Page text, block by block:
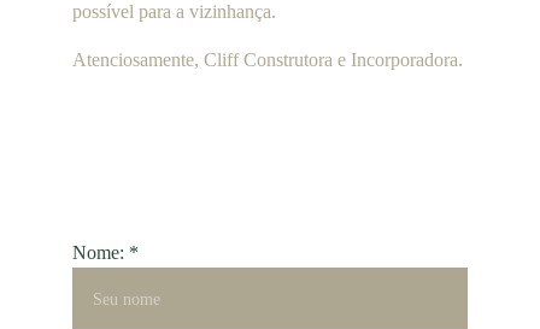
possível para a vizinhança.
Atenciosamente, Cliff Construtora e Incorporadora.
Nome: *